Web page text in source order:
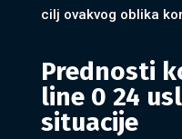
cilj ovakvog oblika
Prednosti
line 0 24
situacije